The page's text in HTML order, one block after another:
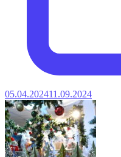
05.04.202411.09.2024